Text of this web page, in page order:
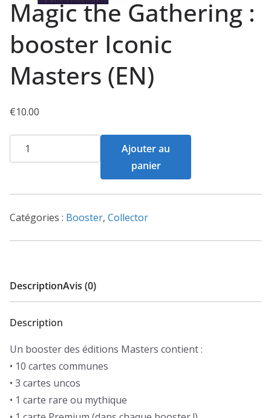
Magic the Gathering :
booster Iconic
Masters (EN)
€10.00
quantité
de
the
Gathering
booster
Ajouter au
panier
Catégories : Booster, Collector
DescriptionAvis (0)
Description
Un booster des éditions Masters contient :
• 10 cartes communes
• 3 cartes uncos
• 1 carte rare ou mythique